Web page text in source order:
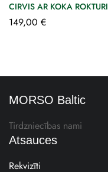
CIRVIS AR KOKA ROKTURI
149,00 €
MORSO Baltic
Tirdzniecības nami
Atsauces
Rekvizīti